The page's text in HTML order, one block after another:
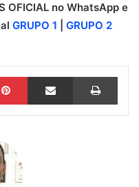
OFICIAL no WhatsApp e
GRUPO 1 GRUPO 2
Pinterest Compartilhar via e-mail